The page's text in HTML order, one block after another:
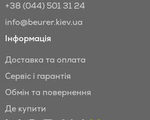
+38 (044) 501 31 24
info@beurer.kiev.ua
Інформація
Доставка та оплата
Сервіс і гарантія
Обмін та повернення
Де купити